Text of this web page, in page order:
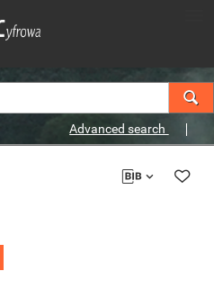
Advanced search